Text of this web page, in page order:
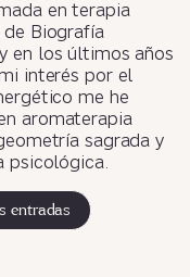
en terapia
Biografía
en los últimos años
interés por el
me he
aromaterapia
sagrada y
psicológica.
entradas